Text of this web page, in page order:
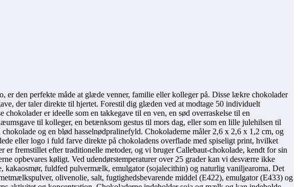
den perfekte måde at glæde venner, familie eller kolleger på. Disse lækre chokolader
der taler direkte til hjertet. Forestil dig glæden ved at modtage 50 individuelt
er ideelle som en takkegave til en ven, en sød overraskelse til en
til kolleger, en betænksom gestus til mors dag, eller som en lille julehilsen til
og en blød hasselnødpralinefyld. Chokoladerne måler 2,6 x 2,6 x 1,2 cm, og
eller logo i fuld farve direkte på chokoladens overflade med spiseligt print, hvilket
fremstillet efter traditionelle metoder, og vi bruger Callebaut-chokolade, kendt for sin
opbevares køligt. Ved udendørstemperaturer over 25 grader kan vi desværre ikke
kakaosmør, fuldfed pulvermælk, emulgator (sojalecithin) og naturlig vaniljearoma. Det
olivenolie, salt, fugtighedsbevarende middel (E422), emulgator (E433) og